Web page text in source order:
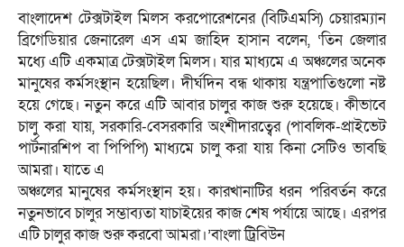
বাংলাদেশ টেক্সটাইল মিলস করপোরেশনের (বিটিএমসি) চেয়ারম্যান
ব্রিগেডিয়ার জেনারেল এস এম জাহিদ হাসান বলেন, ‘তিন জেলার
মধ্যে এটি একমাত্র টেক্সটাইল মিলস। যার মাধ্যমে এ অঞ্চলের অনেক
মানুষের কর্মসংস্থান হয়েছিল। দীর্ঘদিন বন্ধ থাকায় যন্ত্রপাতিগুলো নষ্ট
হয়ে গেছে। নতুন করে এটি আবার চালুর কাজ শুরু হয়েছে। কীভাবে
চালু করা যায়, সরকারি-বেসরকারি অংশীদারত্বের (পাবলিক-প্রাইভেট
পার্টনারশিপ বা পিপিপি) মাধ্যমে চালু করা যায় কিনা সেটিও ভাবছি
আমরা। যাতে এ
অঞ্চলের মানুষের কর্মসংস্থান হয়। কারখানাটির ধরন পরিবর্তন করে
নতুনভাবে চালুর সম্ভাব্যতা যাচাইয়ের কাজ শেষ পর্যায়ে আছে। এরপর
এটি চালুর কাজ শুরু করবো আমরা।’বাংলা ট্রিবিউন